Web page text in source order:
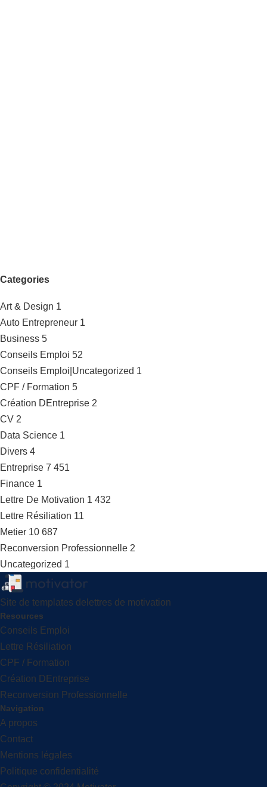
Categories
Art & Design 1
Auto Entrepreneur 1
Business 5
Conseils Emploi 52
Conseils Emploi|Uncategorized 1
CPF / Formation 5
Création DEntreprise 2
CV 2
Data Science 1
Divers 4
Entreprise 7 451
Finance 1
Lettre De Motivation 1 432
Lettre Résiliation 11
Metier 10 687
Reconversion Professionnelle 2
Uncategorized 1
Site de templates delettres de motivation
Resources
Conseils Emploi
Lettre Résiliation
CPF / Formation
Création DEntreprise
Reconversion Professionnelle
Navigation
A propos
Contact
Mentions légales
Politique confidentialité